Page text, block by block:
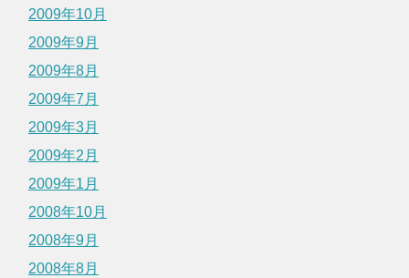
2009年10月
2009年9月
2009年8月
2009年7月
2009年3月
2009年2月
2009年1月
2008年10月
2008年9月
2008年8月